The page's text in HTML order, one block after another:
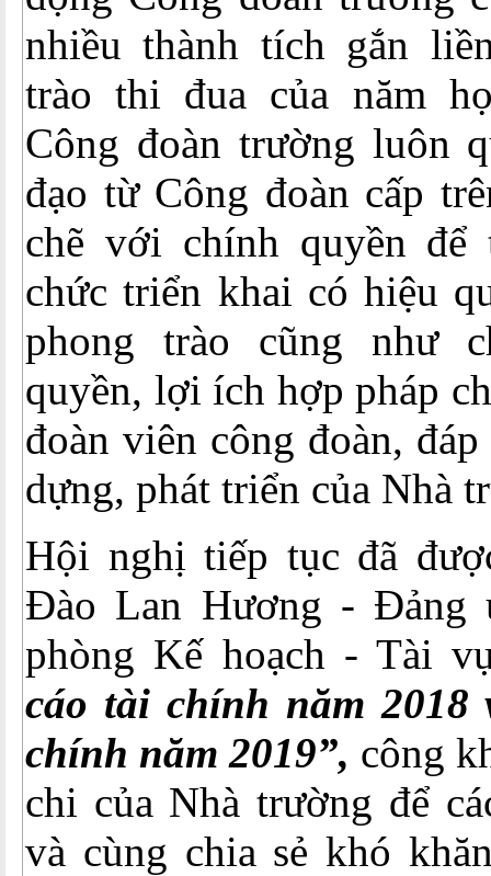
nhiều thành tích gắn
trào thi đua của năm
Công đoàn trường luôn
đạo từ Công đoàn cấp
chẽ với chính quyền để
chức triển khai có hiệu
phong trào cũng như
quyền, lợi ích hợp pháp
đoàn viên công đoàn,
dựng, phát triển của Nhà
Hội nghị tiếp tục đã
Đào Lan Hương - Đảng
phòng Kế hoạch - Tài
cáo tài chính năm 2018
chính năm 2019”, công
chi của Nhà trường để
và cùng chia sẻ khó